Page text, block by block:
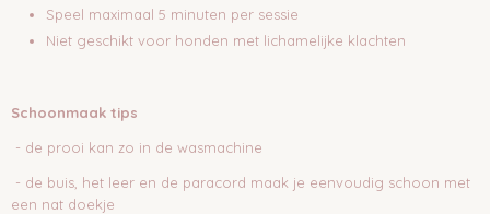
Speel maximaal 5 minuten per sessie
Niet geschikt voor honden met lichamelijke klachten
Schoonmaak tips
- de prooi kan zo in de wasmachine
- de buis, het leer en de paracord maak je eenvoudig schoon met
een nat doekje